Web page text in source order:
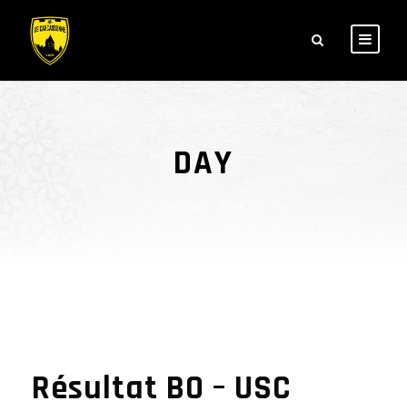
DAY
Résultat BO – USC